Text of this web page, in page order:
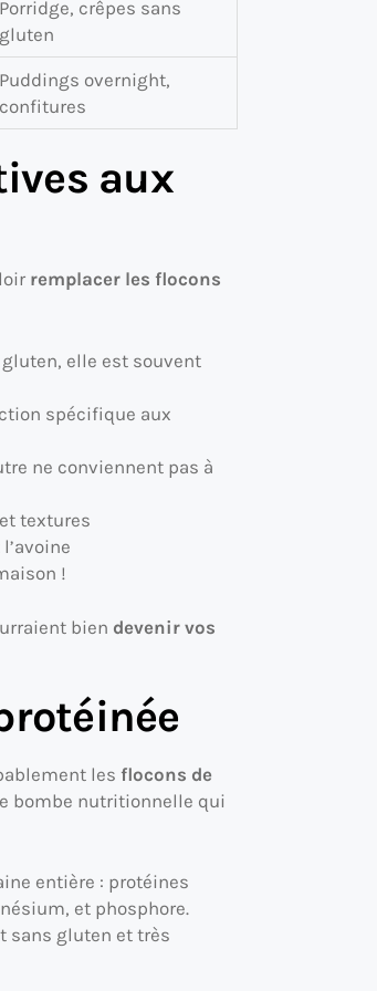
Porridge, crêpes sans
gluten
Puddings overnight,
confitures
aux
remplacer les flocons
elle est souvent
spécifique aux
ne conviennent pas à
textures
!
bien devenir vos
les flocons de
bombe nutritionnelle qui
entière : protéines
et phosphore.
sans gluten et très